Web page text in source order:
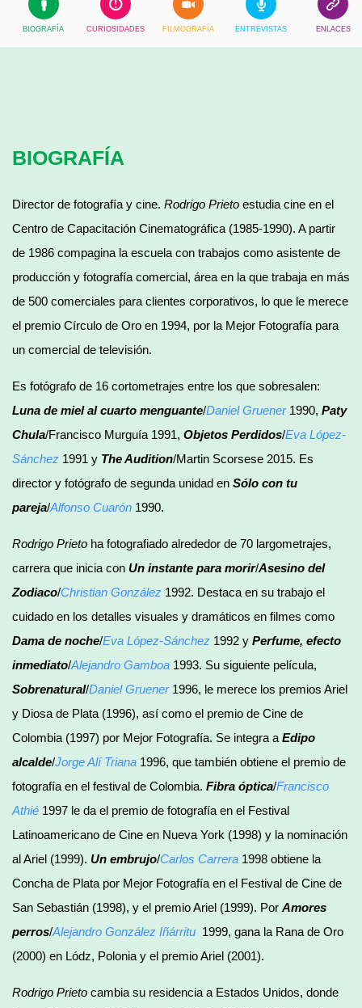
BIOGRAFÍA CURIOSIDADES FILMOGRAFÍA ENTREVISTAS ENLACES
BIOGRAFÍA
Director de fotografía y cine. Rodrigo Prieto estudia cine en el
Centro de Capacitación Cinematográfica (1985-1990). A partir
de 1986 compagina la escuela con trabajos como asistente de
producción y fotografía comercial, área en la que trabaja en más
de 500 comerciales para clientes corporativos, lo que le merece
el premio Círculo de Oro en 1994, por la Mejor Fotografía para
un comercial de televisión.
Es fotógrafo de 16 cortometrajes entre los que sobresalen:
Luna de miel al cuarto menguante/Daniel Gruener1990, Paty
Chula/Francisco Murguía 1991, Objetos Perdidos/Eva López-
Sánchez 1991 y The Audition/Martin Scorsese 2015. Es
director y fotógrafo de segunda unidad en Sólo con tu
pareja/Alfonso Cuarón 1990.
Rodrigo Prieto ha fotografiado alrededor de 70 largometrajes,
carrera que inicia con Un instante para morir/Asesino del
Zodiaco/Christian González 1992. Destaca en su trabajo el
cuidado en los detalles visuales y dramáticos en filmes como
Dama de noche/Eva López-Sánchez 1992 y Perfume, efecto
inmediato/Alejandro Gamboa 1993. Su siguiente película,
Sobrenatural/Daniel Gruener 1996, le merece los premios Ariel
y Diosa de Plata (1996), así como el premio de Cine de
Colombia (1997) por Mejor Fotografía. Se integra a Edipo
alcalde/Jorge Alí Triana 1996, que también obtiene el premio de
fotografía en el festival de Colombia. Fibra óptica/Francisco
Athié 1997 le da el premio de fotografía en el Festival
Latinoamericano de Cine en Nueva York (1998) y la nominación
al Ariel (1999). Un embrujo/Carlos Carrera 1998 obtiene la
Concha de Plata por Mejor Fotografía en el Festival de Cine de
San Sebastián (1998), y el premio Ariel (1999). Por Amores
perros/Alejandro González Iñárritu 1999, gana la Rana de Oro
(2000) en Lódz, Polonia y el premio Ariel (2001).
Rodrigo Prieto cambia su residencia a Estados Unidos, donde